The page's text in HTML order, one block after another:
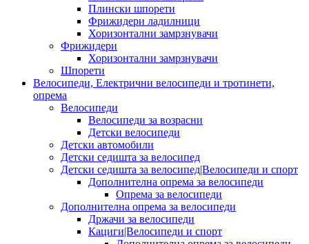
Плински шпорети
Фрижидери ладилници
Хоризонтални замрзнувачи
Фрижидери
Хоризонтални замрзнувачи
Шпорети
Велосипеди, Електрични велосипеди и тротинети,
опрема
Велосипеди
Велосипеди за возрасни
Детски велосипеди
Детски автомобили
Детски седишта за велосипед
Детски седишта за велосипед|Велосипеди и спорт
Дополнителна опрема за велосипеди
Опрема за велосипеди
Дополнителна опрема за велосипеди
Држачи за велосипеди
Кациги|Велосипеди и спорт